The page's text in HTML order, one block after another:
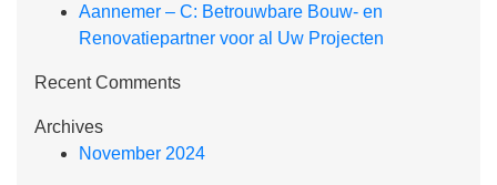
Aannemer – C: Betrouwbare Bouw- en
Renovatiepartner voor al Uw Projecten
Recent Comments
Archives
November 2024